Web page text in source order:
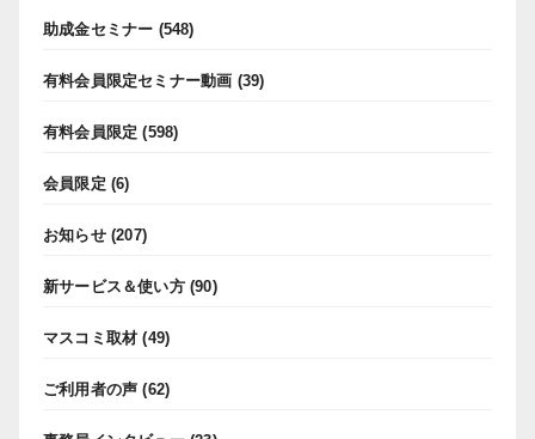
助成金セミナー (548)
有料会員限定セミナー動画 (39)
有料会員限定 (598)
会員限定 (6)
お知らせ(207)
新サービス＆使い方(90)
マスコミ取材 (49)
ご利用者の声 (62)